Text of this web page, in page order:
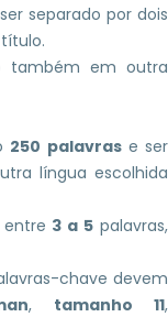
separado por dois
também em outra
250 palavrase ser
língua escolhida
3 a 5 palavras,
chave devem
, tamanho 11,